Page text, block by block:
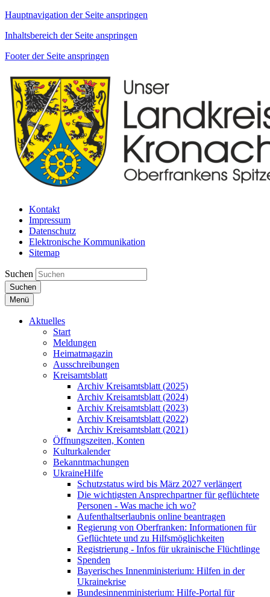
Hauptnavigation der Seite anspringen
Inhaltsbereich der Seite anspringen
Footer der Seite anspringen
Kontakt
Impressum
Datenschutz
Elektronische Kommunikation
Sitemap
Suchen
Suchen
Menü
Aktuelles
Start
Meldungen
Heimatmagazin
Ausschreibungen
Kreisamtsblatt
Archiv Kreisamtsblatt (2025)
Archiv Kreisamtsblatt (2024)
Archiv Kreisamtsblatt (2023)
Archiv Kreisamtsblatt (2022)
Archiv Kreisamtsblatt (2021)
Öffnungszeiten, Konten
Kulturkalender
Bekanntmachungen
UkraineHilfe
Schutzstatus wird bis März 2027 verlängert
Die wichtigsten Ansprechpartner für geflüchtete
Personen - Was mache ich wo?
Aufenthaltserlaubnis online beantragen
Regierung von Oberfranken: Informationen für
Geflüchtete und zu Hilfsmöglichkeiten
Registrierung - Infos für ukrainische Flüchtlinge
Spenden
Bayerisches Innenministerium: Hilfen in der
Ukrainekrise
Bundesinnenministerium: Hilfe-Portal für